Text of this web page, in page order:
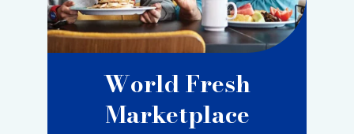
World Fresh
Marketplace